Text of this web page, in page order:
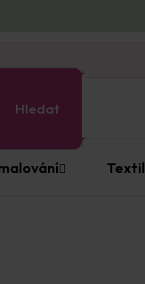
Hledat
Textil